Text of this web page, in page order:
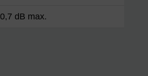
0,7 dB max.